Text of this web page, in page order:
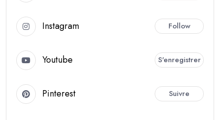
Instagram Follow
Youtube S'enregistrer
Pinterest Suivre